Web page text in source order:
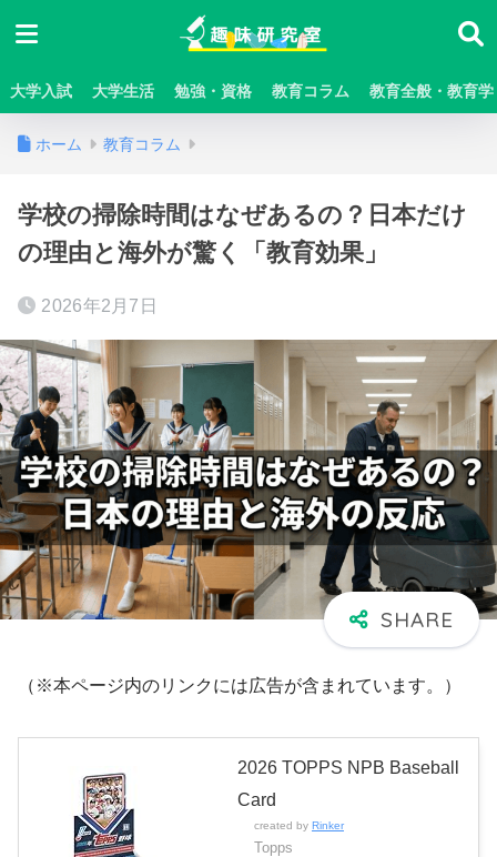
大学入試 大学生活 勉強・資格 教育コラム 教育全般・教育学
ホーム 教育コラム
学校の掃除時間はなぜあるの？日本だけ
の理由と海外が驚く「教育効果」
2026年2月7日
（※本ページ内のリンクには広告が含まれています。）
2026 TOPPS NPB Baseball
Card
created by Rinker
Topps